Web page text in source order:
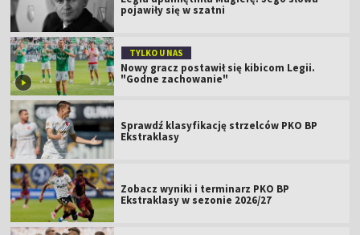
pojawiły się w szatni
TYLKO U NAS
Nowy gracz postawił się kibicom Legii.
"Godne zachowanie"
Sprawdź klasyfikację strzelców PKO BP
Ekstraklasy
Zobacz wyniki i terminarz PKO BP
Ekstraklasy w sezonie 2026/27